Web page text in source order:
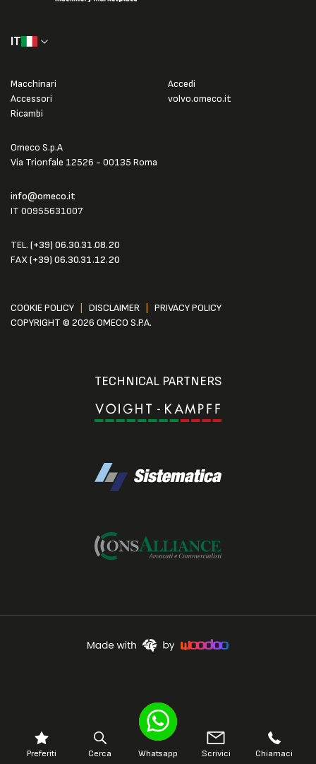
IT
Omeco S.p.A
Via Trionfale 12526 - 00135 Roma
info@omeco.it
IT 00955631007
TEL. (+39) 06.30.31.08.20
FAX(+39) 06.30.31.12.20
Macchinari
Accessori
Ricambi
Accedi
volvo.omeco.it
COOKIE POLICY DISCLAIMER
PRIVACY POLICY
COPYRIGHT © 2026 OMECO S.P.A.
TECHNICAL PARTNERS
Preferiti Cerca Whatsapp Scrivici Chiamaci